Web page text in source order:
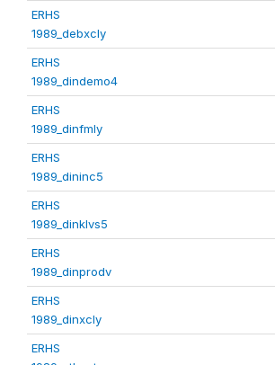
ERHS
1989_debxcly
ERHS
1989_dindemo4
ERHS
1989_dinfmly
ERHS
1989_dininc5
ERHS
1989_dinklvs5
ERHS
1989_dinprodv
ERHS
1989_dinxcly
ERHS